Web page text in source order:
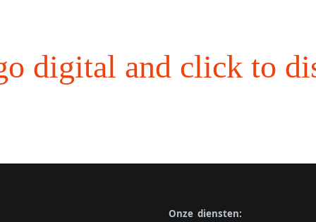
digital and click to
Onze diensten: